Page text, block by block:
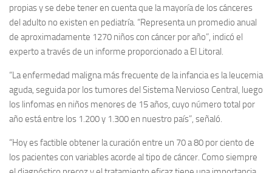
propias y se debe tener en cuenta que la mayoría de los cánceres
del adulto no existen en pediatría. “Representa un promedio anual
de aproximadamente 1270 niños con cáncer por año”, indicó el
experto a través de un informe proporcionado a El Litoral.
“La enfermedad maligna más frecuente de la infancia es la leucemia
aguda, seguida por los tumores del Sistema Nervioso Central, luego
los linfomas en niños menores de 15 años, cuyo número total por
año está entre los 1.200 y 1.300 en nuestro país”, señaló.
“Hoy es factible obtener la curación entre un 70 a 80 por ciento de
los pacientes con variables acorde al tipo de cáncer. Como siempre